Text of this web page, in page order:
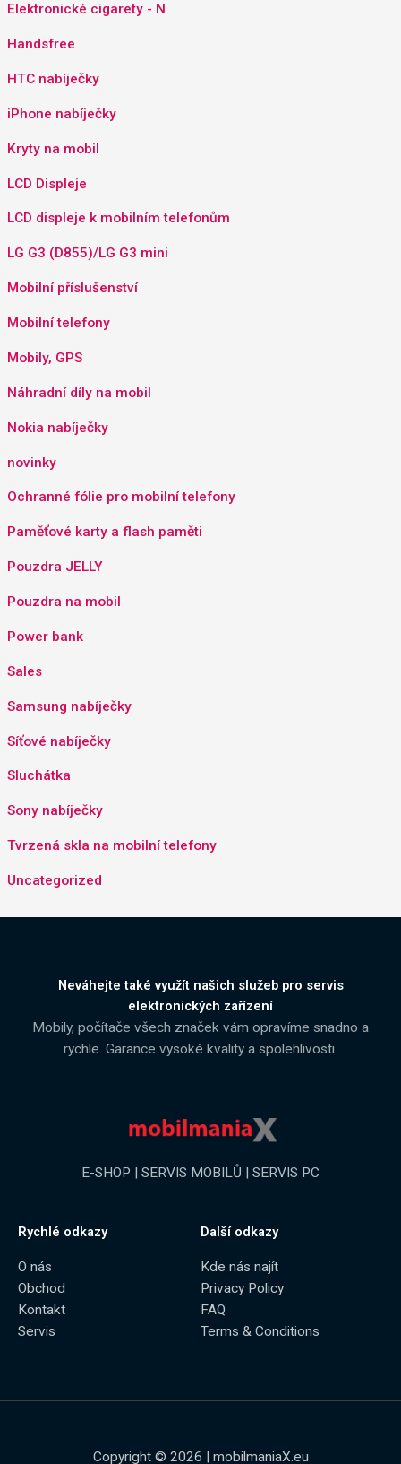
Elektronické cigarety - N
Handsfree
HTC nabíječky
iPhone nabíječky
Kryty na mobil
LCD Displeje
LCD displeje k mobilním telefonům
LG G3 (D855)/LG G3 mini
Mobilní příslušenství
Mobilní telefony
Mobily, GPS
Náhradní díly na mobil
Nokia nabíječky
novinky
Ochranné fólie pro mobilní telefony
Paměťové karty a flash paměti
Pouzdra JELLY
Pouzdra na mobil
Power bank
Sales
Samsung nabíječky
Síťové nabíječky
Sluchátka
Sony nabíječky
Tvrzená skla na mobilní telefony
Uncategorized
Neváhejte také využít našich služeb pro servis
elektronických zařízení
Mobily, počítače všech značek vám opravíme snadno a
rychle. Garance vysoké kvality a spolehlivosti.
E-SHOP | SERVIS MOBILŮ | SERVIS PC
Rychlé odkazy
O nás
Obchod
Kontakt
Servis
Další odkazy
Kde nás najít
Privacy Policy
FAQ
Terms & Conditions
Copyright © 2026 | mobilmaniaX.eu